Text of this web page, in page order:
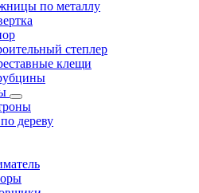
по металлу
степлер
клещи
дереву